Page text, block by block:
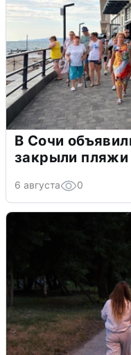
В Сочи
закрыли пляжи
6 августа 0